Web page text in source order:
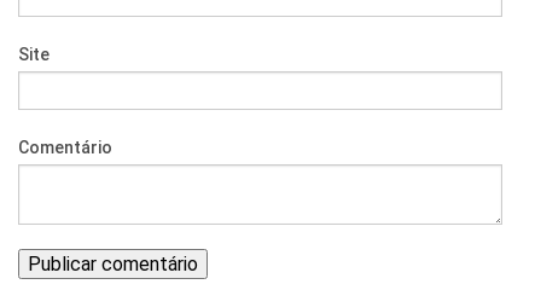
Site
Comentário